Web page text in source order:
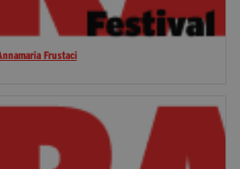
Frustaci